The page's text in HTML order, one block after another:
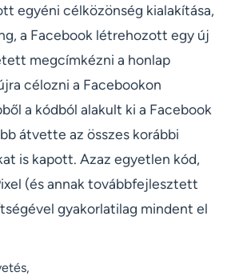
egyéni célközönség kialakítása,
a Facebook létrehozott egy új
megcímkézni a honlap
célozni a Facebookon
a kódból alakult ki a Facebook
átvette az összes korábbi
is kapott. Azaz egyetlen kód,
(és annak továbbfejlesztett
gyakorlatilag mindent el